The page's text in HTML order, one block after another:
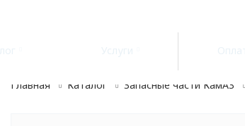
Главная Каталог Запасные части КамАЗ